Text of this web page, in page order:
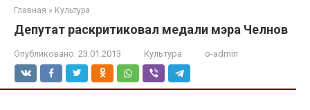
Главная » Культура
Депутат раскритиковал медали мэра Челнов
Опубликовано: 23.01.2013 Культура o-admin